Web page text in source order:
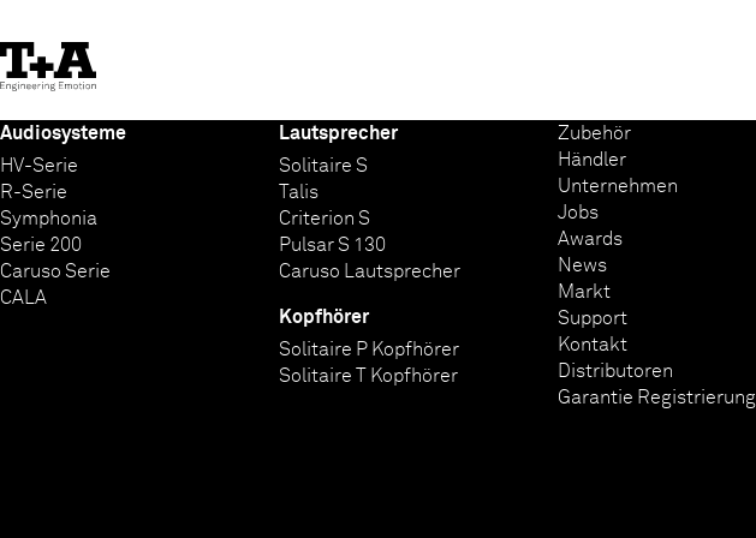
to
Content
Audiosysteme
HV-Serie
R-Serie
Symphonia
Serie 200
Caruso Serie
CALA
Lautsprecher
Solitaire S
Talis
Criterion S
Pulsar S 130
Caruso Lautsprecher
Kopfhörer
Solitaire P Kopfhörer
Solitaire T Kopfhörer
Zubehör
Händler
Unternehmen
Jobs
Awards
News
Markt
Support
Kontakt
Distributoren
Garantie Registrierung